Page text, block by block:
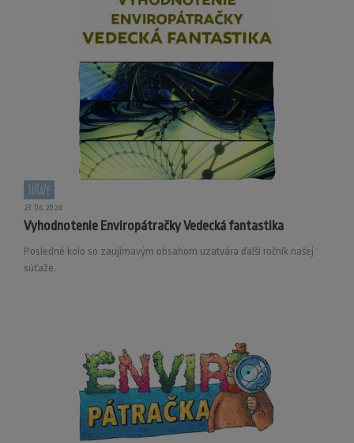
Súťaže
23.06.2024
Vyhodnotenie Enviropátračky Vedecká fantastika
Posledné kolo so zaujímavým obsahom uzatvára ďalší ročník našej
súťaže.